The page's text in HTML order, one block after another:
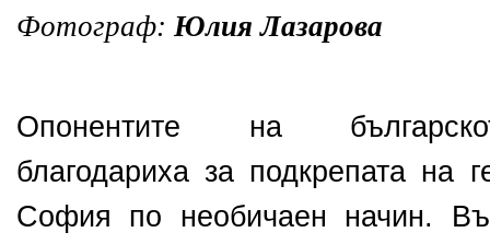
Фотограф:Юлия Лазарова
Опонентите на
благодариха за подкрепата на
София по необичаен начин.